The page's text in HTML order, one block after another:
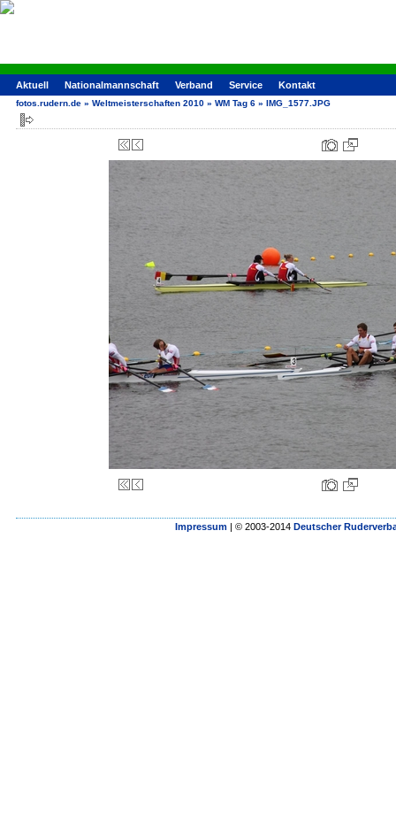
Aktuell Nationalmannschaft Verband Service Kontakt
fotos.rudern.de » Weltmeisterschaften 2010 » WM Tag 6 » IMG_1577.JPG
Impressum | © 2003-2014 Deutscher